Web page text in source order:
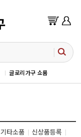
글로리가구 쇼룸
기타소품
신상품등록